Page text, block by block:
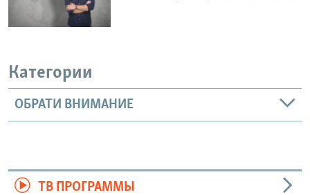
Категории
ОБРАТИ ВНИМАНИЕ
ТВ ПРОГРАММЫ